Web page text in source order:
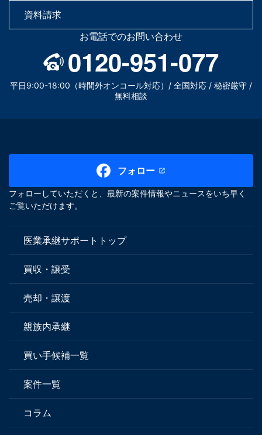
資料請求
お電話でのお問い合わせ
0120-951-077
平日9:00-18:00（時間外オンコール対応）/ 全国対応 / 秘密厳守 /
無料相談
フォロー
フォローしていただくと、最新の案件情報やニュースをいち早く
ご覧いただけます。
医業承継サポートトップ
買収・譲受
売却・譲渡
親族内承継
買い手候補一覧
案件一覧
コラム